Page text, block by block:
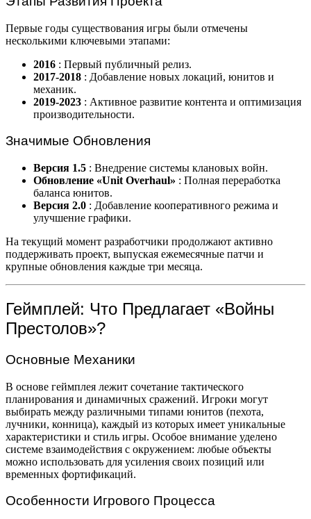
Первые годы существования игры были отмечены
несколькими ключевыми этапами:
2016 : Первый публичный релиз.
2017-2018 : Добавление новых локаций, юнитов и
механик.
2019-2023 : Активное развитие контента и оптимизация
производительности.
Значимые Обновления
Версия 1.5 : Внедрение системы клановых войн.
Обновление «Unit Overhaul» : Полная переработка
баланса юнитов.
Версия 2.0 : Добавление кооперативного режима и
улучшение графики.
На текущий момент разработчики продолжают активно
поддерживать проект, выпуская ежемесячные патчи и
крупные обновления каждые три месяца.
Геймплей: Что Предлагает «Войны
Престолов»?
Основные Механики
В основе геймплея лежит сочетание тактического
планирования и динамичных сражений. Игроки могут
выбирать между различными типами юнитов (пехота,
лучники, конница), каждый из которых имеет уникальные
характеристики и стиль игры. Особое внимание уделено
системе взаимодействия с окружением: любые объекты
можно использовать для усиления своих позиций или
временных фортификаций.
Особенности Игрового Процесса